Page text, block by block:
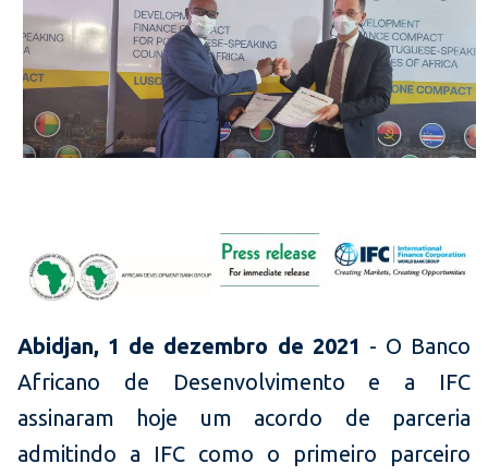
Abidjan, 1 de dezembro de 2021 - O Banco
Africano de Desenvolvimento e a IFC
assinaram hoje um acordo de parceria
admitindo a IFC como o primeiro parceiro